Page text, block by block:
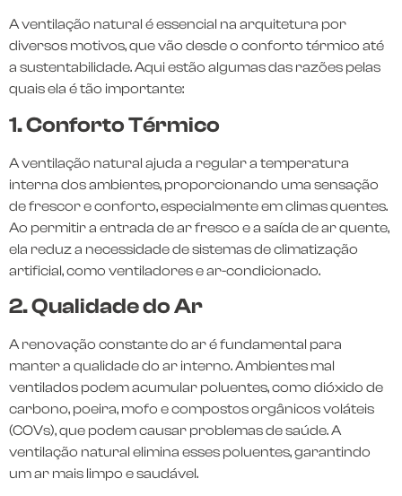
A ventilação natural é essencial na arquitetura por
diversos motivos, que vão desde o conforto térmico até
a sustentabilidade. Aqui estão algumas das razões pelas
quais ela é tão importante:
1. Conforto Térmico
A ventilação natural ajuda a regular a temperatura
interna dos ambientes, proporcionando uma sensação
de frescor e conforto, especialmente em climas quentes.
Ao permitir a entrada de ar fresco e a saída de ar quente,
ela reduz a necessidade de sistemas de climatização
artificial, como ventiladores e ar-condicionado.
2. Qualidade do Ar
A renovação constante do ar é fundamental para
manter a qualidade do ar interno. Ambientes mal
ventilados podem acumular poluentes, como dióxido de
carbono, poeira, mofo e compostos orgânicos voláteis
(COVs), que podem causar problemas de saúde. A
ventilação natural elimina esses poluentes, garantindo
um ar mais limpo e saudável.